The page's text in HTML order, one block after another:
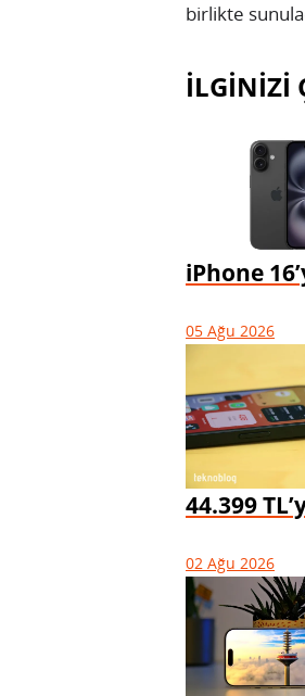
birlikte
İLGİNİZİ
iPhone
05 Ağu 2026
44.399
02 Ağu 2026